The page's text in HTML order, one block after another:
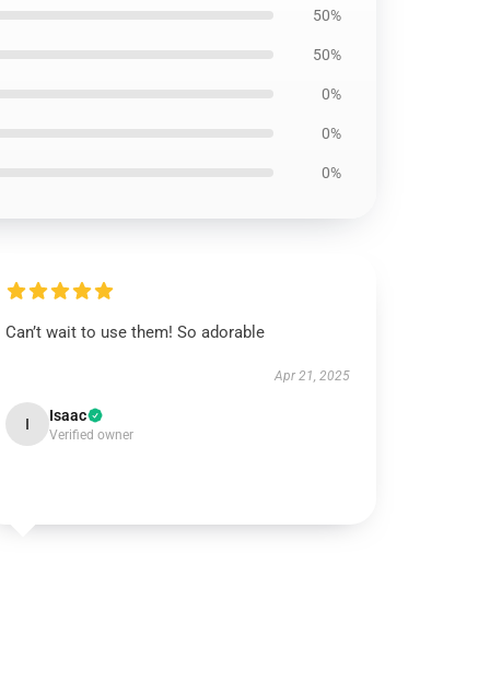
50%
50%
0%
0%
0%
Can’t wait to use them! So adorable
Apr 21, 2025
I Isaac
Verified owner